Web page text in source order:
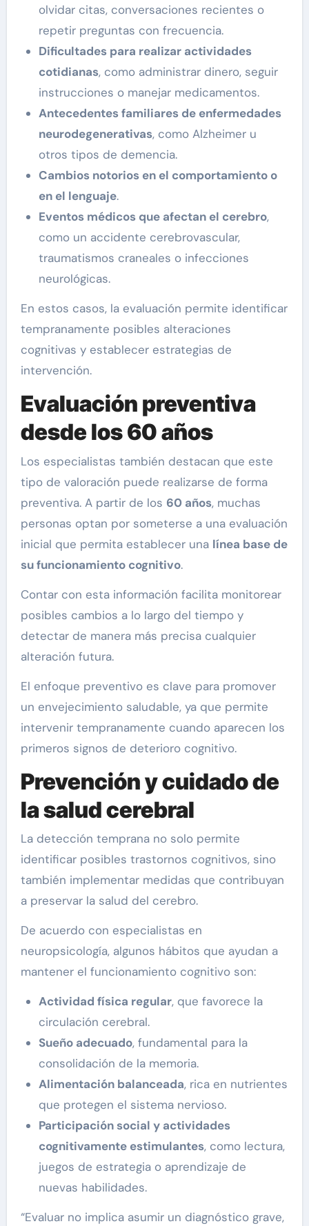
olvidar citas, conversaciones recientes o
repetir preguntas con frecuencia.
Dificultades para realizar actividades
cotidianas, como administrar dinero, seguir
instrucciones o manejar medicamentos.
Antecedentes familiares de enfermedades
neurodegenerativas, como Alzheimer u
otros tipos de demencia.
Cambios notorios en el comportamiento o
en el lenguaje.
Eventos médicos que afectan el cerebro,
como un accidente cerebrovascular,
traumatismos craneales o infecciones
neurológicas.
En estos casos, la evaluación permite identificar
tempranamente posibles alteraciones
cognitivas y establecer estrategias de
intervención.
Evaluación preventiva
desde los 60 años
Los especialistas también destacan que este
tipo de valoración puede realizarse de forma
preventiva. A partir de los 60 años, muchas
personas optan por someterse a una evaluación
inicial que permita establecer una línea base de
su funcionamiento cognitivo.
Contar con esta información facilita monitorear
posibles cambios a lo largo del tiempo y
detectar de manera más precisa cualquier
alteración futura.
El enfoque preventivo es clave para promover
un envejecimiento saludable, ya que permite
intervenir tempranamente cuando aparecen los
primeros signos de deterioro cognitivo.
Prevención y cuidado de
la salud cerebral
La detección temprana no solo permite
identificar posibles trastornos cognitivos, sino
también implementar medidas que contribuyan
a preservar la salud del cerebro.
De acuerdo con especialistas en
neuropsicología, algunos hábitos que ayudan a
mantener el funcionamiento cognitivo son:
Actividad física regular, que favorece la
circulación cerebral.
Sueño adecuado, fundamental para la
consolidación de la memoria.
Alimentación balanceada, rica en nutrientes
que protegen el sistema nervioso.
Participación social y actividades
cognitivamente estimulantes, como lectura,
juegos de estrategia o aprendizaje de
nuevas habilidades.
“Evaluar no implica asumir un diagnóstico grave,